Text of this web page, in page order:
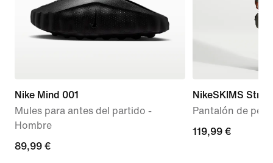
Nike Mind 001
Mules para antes del partido -
Hombre
89,99 €
89,99 €
NikeSKIMS
Pantalón de
119,99 €
119,99 €